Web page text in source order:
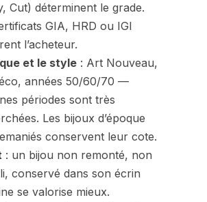
Cut) déterminent le grade.
GIA, HRD ou IGI
l’acheteur.
et le style: Art Nouveau,
années 50/60/70 —
périodes sont très
Les bijoux d’époque
conservent leur cote.
: un bijou non remonté, non
conservé dans son écrin
se valorise mieux.